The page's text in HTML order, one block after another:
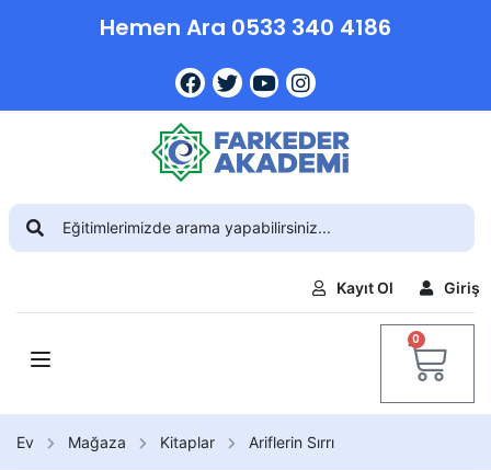
Hemen Ara 0533 340 4186
Kayıt Ol Giriş
0
Ev Mağaza Kitaplar Ariflerin Sırrı